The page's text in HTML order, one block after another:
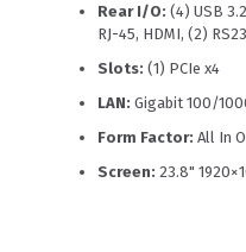
Rear I/O: (4) USB
RJ-45, HDMI, (2)
Slots: (1) PCIe x4
LAN: Gigabit 100/
Form Factor: All In
Screen: 23.8"